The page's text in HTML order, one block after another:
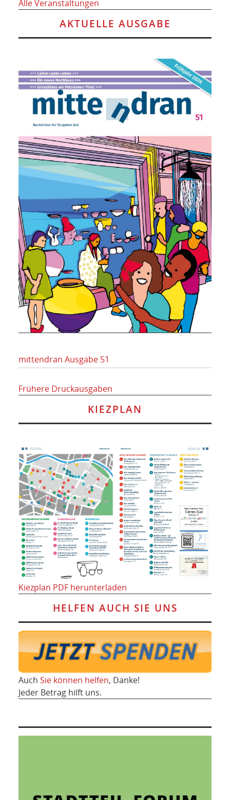
Alle Veranstaltungen
AKTUELLE AUSGABE
mittendran Ausgabe 51
Frühere Druckausgaben
KIEZPLAN
Kiezplan PDF herunterladen
HELFEN AUCH SIE UNS
Auch Sie können helfen, Danke!
Jeder Betrag hilft uns.